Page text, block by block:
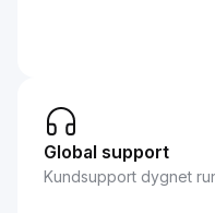
Global support
Kundsupport dygnet